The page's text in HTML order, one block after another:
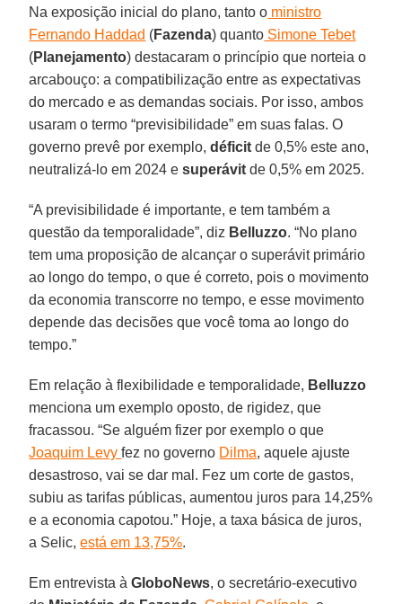
Na exposição inicial do plano, tanto o ministro
Fernando Haddad (Fazenda) quanto Simone Tebet
(Planejamento) destacaram o princípio que norteia o
arcabouço: a compatibilização entre as expectativas
do mercado e as demandas sociais. Por isso, ambos
usaram o termo “previsibilidade” em suas falas. O
governo prevê por exemplo,déficit de 0,5% este ano,
neutralizá-lo em 2024 esuperávit de 0,5% em 2025.
“A previsibilidade é importante, e tem também a
questão da temporalidade”, diz Belluzzo. “No plano
tem uma proposição de alcançar o superávit primário
ao longo do tempo, o que é correto, pois o movimento
da economia transcorre no tempo, e esse movimento
depende das decisões que você toma ao longo do
tempo.”
Em relação à flexibilidade e temporalidade, Belluzzo
menciona um exemplo oposto, de rigidez, que
fracassou. “Se alguém fizer por exemplo o que
Joaquim Levyfez no governo Dilma, aquele ajuste
desastroso, vai se dar mal. Fez um corte de gastos,
subiu as tarifas públicas, aumentou juros para 14,25%
e a economia capotou.” Hoje, a taxa básica de juros,
a Selic,está em 13,75%.
Em entrevista àGloboNews, o secretário-executivo